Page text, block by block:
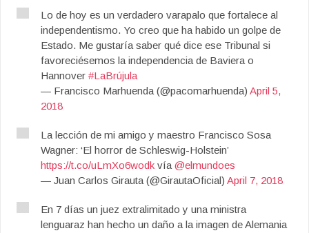
Lo de hoy es un verdadero varapalo que fortalece al
independentismo. Yo creo que ha habido un golpe de
Estado. Me gustaría saber qué dice ese Tribunal si
favoreciésemos la independencia de Baviera o
Hannover #LaBrújula
— Francisco Marhuenda (@pacomarhuenda) April 5,
2018
La lección de mi amigo y maestro Francisco Sosa
Wagner: ‘El horror de Schleswig-Holstein’
https://t.co/uLmXo6wodk vía @elmundoes
— Juan Carlos Girauta (@GirautaOficial) April 7, 2018
En 7 días un juez extralimitado y una ministra
lenguaraz han hecho un daño a la imagen de Alemania